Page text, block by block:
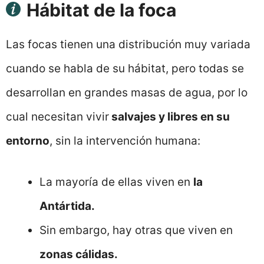
Hábitat de la foca
Las focas tienen una distribución muy variada
cuando se habla de su hábitat, pero todas se
desarrollan en grandes masas de agua, por lo
cual necesitan vivirsalvajes y libres en su
entorno, sin la intervención humana:
La mayoría de ellas viven en la
Antártida.
Sin embargo, hay otras que viven en
zonas cálidas.